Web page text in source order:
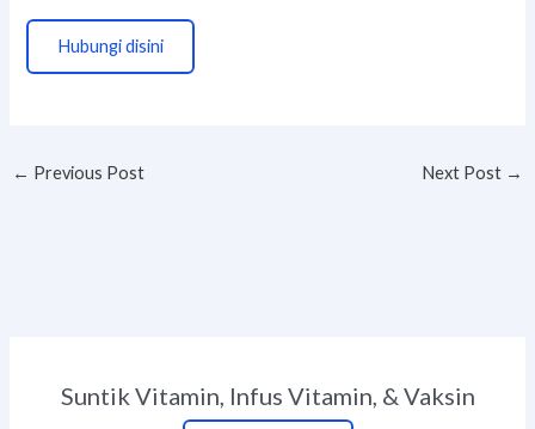
Hubungi disini
← Previous Post Next Post →
Suntik Vitamin, Infus Vitamin, & Vaksin